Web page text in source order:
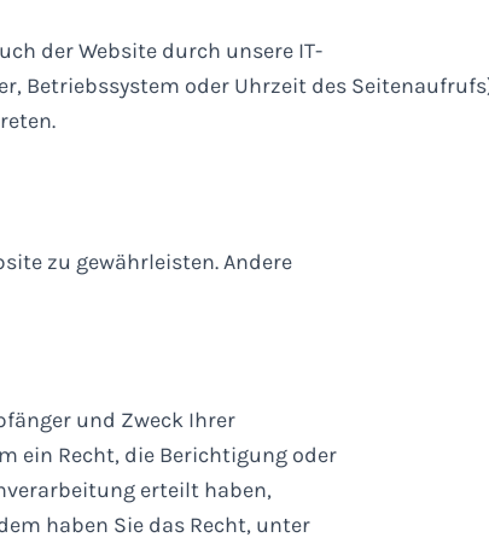
der Website durch unsere IT-
Betriebssystem oder Uhrzeit des
zu gewährleisten. Andere
und Zweck Ihrer
ein Recht, die Berichtigung oder
erteilt haben,
haben Sie das Recht, unter